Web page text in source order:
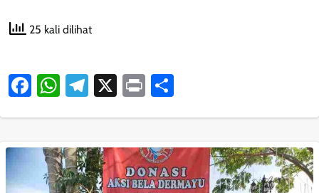
25 kali dilihat
Facebook
WhatsApp
Telegram
X Print